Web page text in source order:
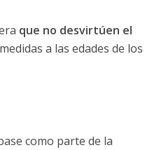
que no desvirtúen el
a las edades de los
como parte de la